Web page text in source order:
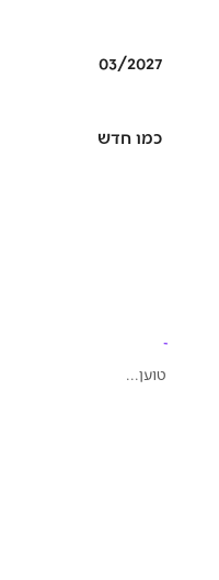
03/2027
כמו חדש
טוען...